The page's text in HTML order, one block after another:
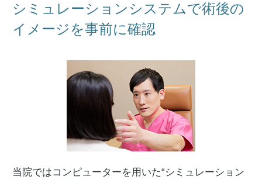
シミュレーションシステムで術後の
イメージを事前に確認
当院ではコンピューターを用いた“シミュレーション